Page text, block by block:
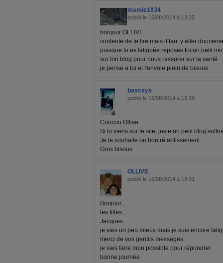
mamie1834
publié le 16/08/2014 à 13:25
bonjour OLLIVE
contente de te lire mais il faut y aller
puisque tu es fatiguée reposes toi un petit
sur ton blog pour nous rassurer sur ta santé
je pense a toi et t'envoie plein de bisous
basceya
publié le 16/08/2014 à 13:19
Coucou Ollive
Si tu viens sur le site, juste un petit blog
Je te souhaite un bon rétablissement.
Gros bisous
OLLIVE
publié le 16/08/2014 à 13:01
Bonjour ,
les filles ,
Jacques
je vais un peu mieux mais je suis encore
merci de vos gentils messages
je vais faire mon possible pour répondre!
bonne journée